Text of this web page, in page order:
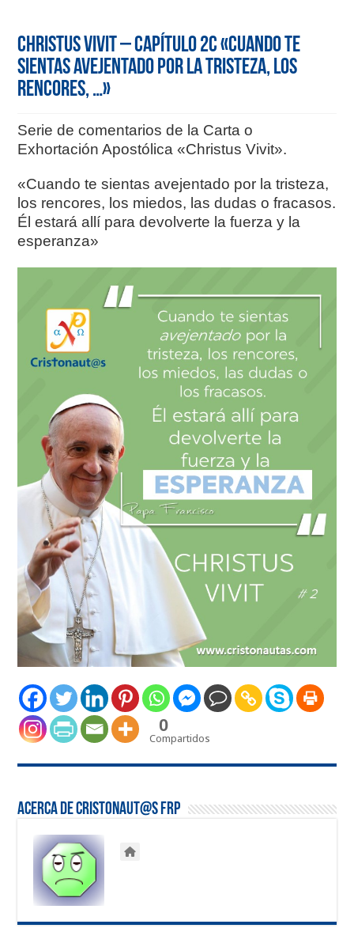
Christus Vivit – Capítulo 2c «Cuando te
sientas avejentado por la tristeza, los
rencores, …»
Serie de comentarios de la Carta o
Exhortación Apostólica «Christus Vivit».
«Cuando te sientas avejentado por la tristeza,
los rencores, los miedos, las dudas o fracasos.
Él estará allí para devolverte la fuerza y la
esperanza»
0
Compartidos
Acerca de Cristonaut@s FRP